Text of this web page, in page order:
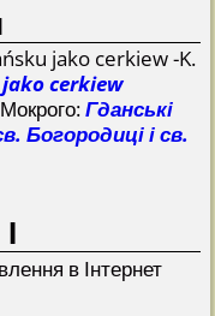
jako cerkiew -K.
cerkiew
Гданські
Богородиці і св.
в Інтернет